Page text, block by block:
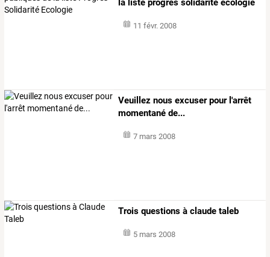
la liste progrès solidarité ecologie
11 févr. 2008
Veuillez nous excuser pour l'arrêt
momentané de...
7 mars 2008
Trois questions à claude taleb
5 mars 2008